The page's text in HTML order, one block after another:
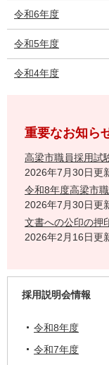
令和6年度
令和5年度
令和4年度
重要なお知ら
高梁市職員採用試
2026年7月30日更
令和8年度高梁市
2026年7月30日更
文書への公印の押
2026年2月16日更
採用説明会情報
令和8年度
令和7年度